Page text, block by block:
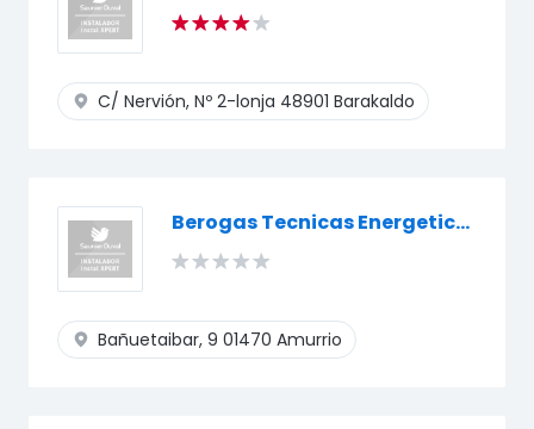
C/ Nervión, Nº 2-lonja 48901 Barakaldo
Berogas Tecnicas Energeticas, S.L.l
Bañuetaibar, 9 01470 Amurrio